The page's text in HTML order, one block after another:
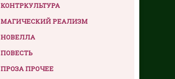
КОНТРКУЛЬТУРА
МАГИЧЕСКИЙ РЕАЛИЗМ
НОВЕЛЛА
ПОВЕСТЬ
ПРОЗА ПРОЧЕЕ